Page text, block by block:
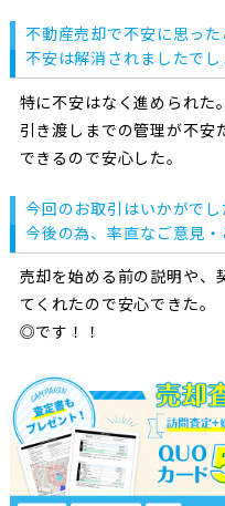
不動産売却で不安に思っ
不安は解消されましたでし
特に不安はなく進められた。
引き渡しまでの管理が不安
できるので安心した。
今回のお取引はいかがでし
今後の為、率直なご意見・
売却を始める前の説明や、
てくれたので安心できた。
◎です！！